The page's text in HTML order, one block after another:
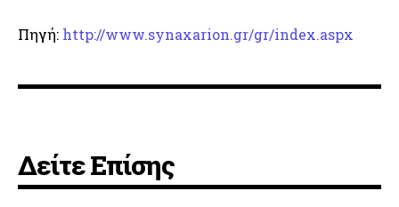
Πηγή: http://www.synaxarion.gr/gr/index.aspx
Δείτε Επίσης